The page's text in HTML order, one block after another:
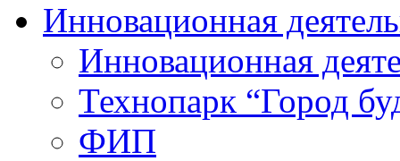
Инновационная
Инновационная
Технопарк “Город
ФИП